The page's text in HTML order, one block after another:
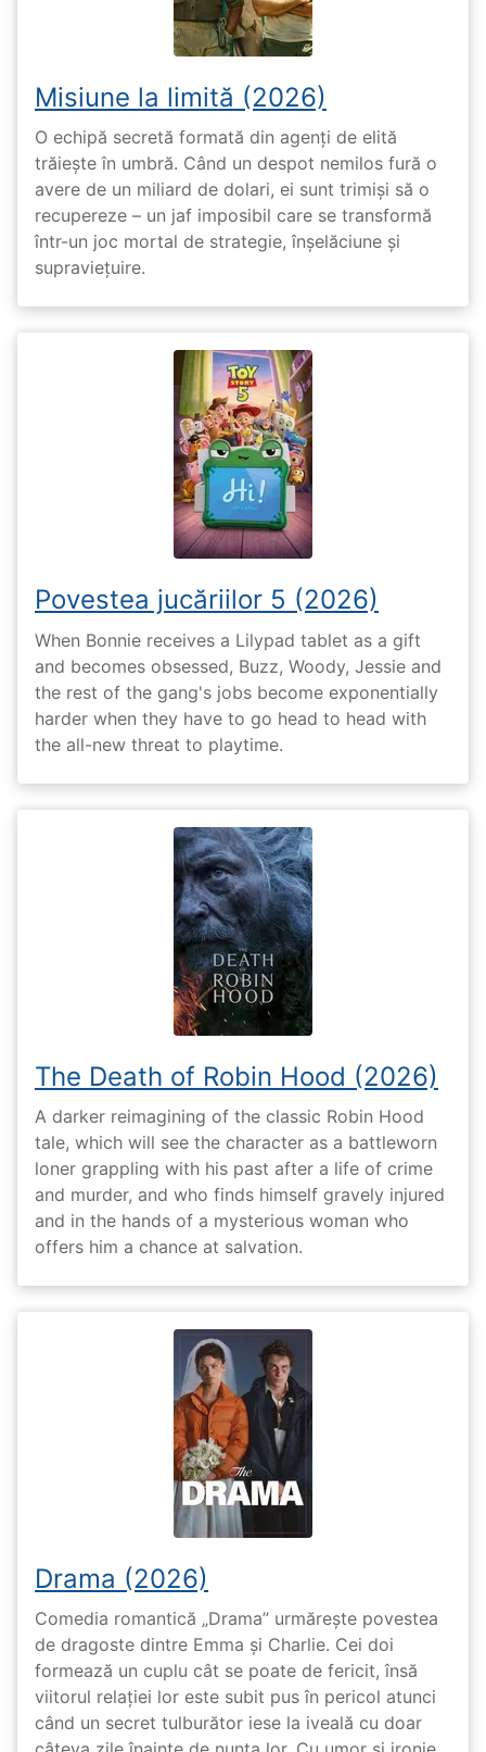
Misiune la limită (2026)
O echipă secretă formată din agenți de elită
trăiește în umbră. Când un despot nemilos fură o
avere de un miliard de dolari, ei sunt trimiși să o
recupereze – un jaf imposibil care se transformă
într-un joc mortal de strategie, înșelăciune și
supraviețuire.
Povestea jucăriilor 5 (2026)
When Bonnie receives a Lilypad tablet as a gift
and becomes obsessed, Buzz, Woody, Jessie and
the rest of the gang's jobs become exponentially
harder when they have to go head to head with
the all-new threat to playtime.
The Death of Robin Hood (2026)
A darker reimagining of the classic Robin Hood
tale, which will see the character as a battleworn
loner grappling with his past after a life of crime
and murder, and who finds himself gravely injured
and in the hands of a mysterious woman who
offers him a chance at salvation.
Drama (2026)
Comedia romantică „Drama” urmărește povestea
de dragoste dintre Emma și Charlie. Cei doi
formează un cuplu cât se poate de fericit, însă
viitorul relației lor este subit pus în pericol atunci
când un secret tulburător iese la iveală cu doar